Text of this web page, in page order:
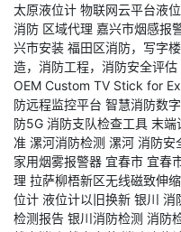
太原液位计 物联网云平台液
消防 区域代理 嘉兴市烟感报
兴市安装 福田区消防，写字
造，消防工程，消防安全评估
OEM Custom TV Stick for
防远程监控平台 智慧消防数
防5G 消防支队检查工具 末端
准 漯河消防检测 漯河 消防安
家用烟雾报警器 宜春市 宜春
理 拉萨柳梧新区无线磁致伸
位计 液位计以旧换新 银川 消
检测报告 银川消防检测 消防